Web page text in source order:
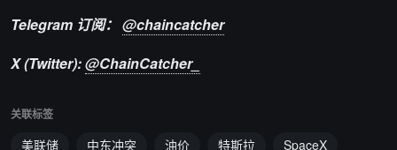
Telegram 订阅： @chaincatcher
X (Twitter):@ChainCatcher_
关联标签
美联储 中东冲突 油价 特斯拉
SpaceX